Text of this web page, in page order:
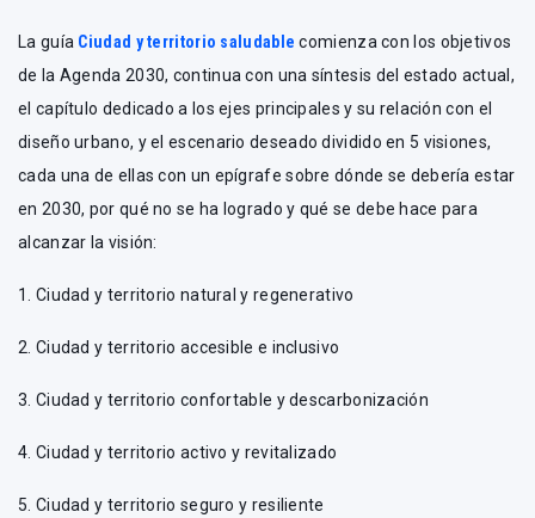
La guía Ciudad y territorio saludable comienza con los objetivos
de la Agenda 2030, continua con una síntesis del estado actual,
el capítulo dedicado a los ejes principales y su relación con el
diseño urbano, y el escenario deseado dividido en 5 visiones,
cada una de ellas con un epígrafe sobre dónde se debería estar
en 2030, por qué no se ha logrado y qué se debe hace para
alcanzar la visión:
1. Ciudad y territorio natural y regenerativo
2. Ciudad y territorio accesible e inclusivo
3. Ciudad y territorio confortable y descarbonización
4. Ciudad y territorio activo y revitalizado
5. Ciudad y territorio seguro y resiliente